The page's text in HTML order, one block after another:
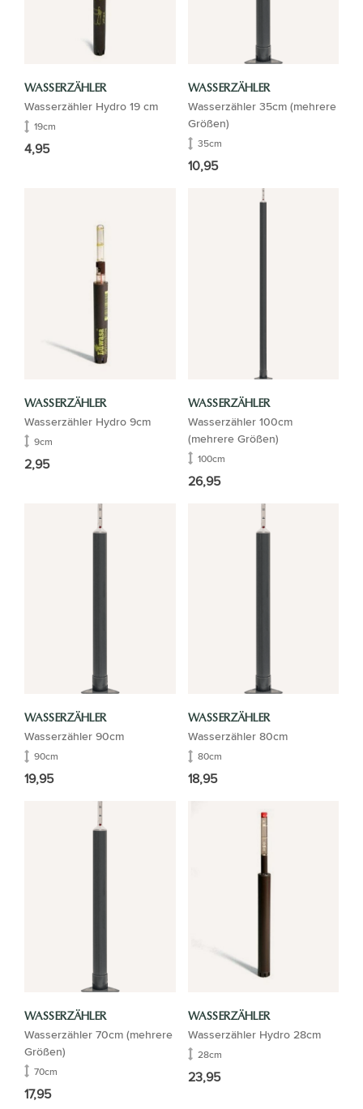
WASSERZÄHLER
Wasserzähler Hydro 19 cm
19cm
4,95
WASSERZÄHLER
Wasserzähler 35cm (mehrere
Größen)
35cm
10,95
WASSERZÄHLER
Wasserzähler Hydro 9cm
9cm
2,95
WASSERZÄHLER
Wasserzähler 100cm
(mehrere Größen)
100cm
26,95
WASSERZÄHLER
Wasserzähler 90cm
90cm
19,95
WASSERZÄHLER
Wasserzähler 80cm
80cm
18,95
WASSERZÄHLER
Wasserzähler 70cm (mehrere
Größen)
70cm
17,95
WASSERZÄHLER
Wasserzähler Hydro 28cm
28cm
23,95